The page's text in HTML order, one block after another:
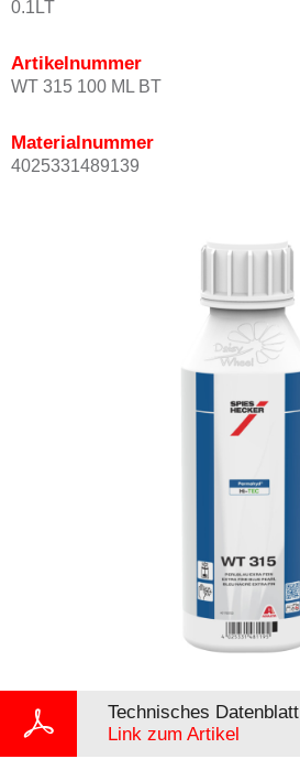
0.1LT
Artikelnummer
WT 315 100 ML BT
Materialnummer
4025331489139
Technisches Datenblatt
Link zum Artikel